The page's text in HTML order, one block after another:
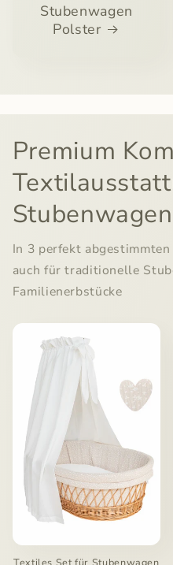
Stubenwagen
Polster
Premium
Stubenwagen
In 3 perfekt
auch für traditionelle
Familienerbstücke
Textiles Set für Stubenwagen